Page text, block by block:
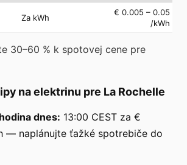
Za kWh
€ 0.005 – 0.05
/kWh
30–60 % k spotovej cene pre
na elektrinu pre La Rochelle
dnes: 13:00 CEST za €
— naplánujte ťažké spotrebiče do